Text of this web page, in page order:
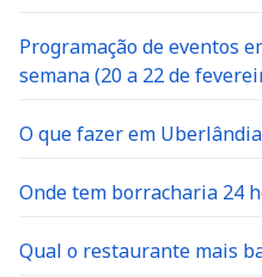
Programação de eventos
semana (20 a 22 de
O que fazer em
Onde tem borracharia 24
Qual o restaurante mais